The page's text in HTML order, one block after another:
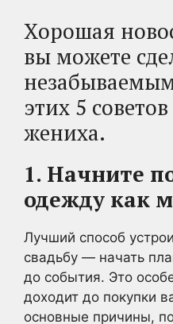
Хорошая
вы можете
этих 5
жениха.
1. Начните
одежду как
Лучший способ
свадьбу — начать
до события. Это
доходит до покупки
основные причины,